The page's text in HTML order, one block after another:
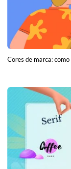
Cores de marca: